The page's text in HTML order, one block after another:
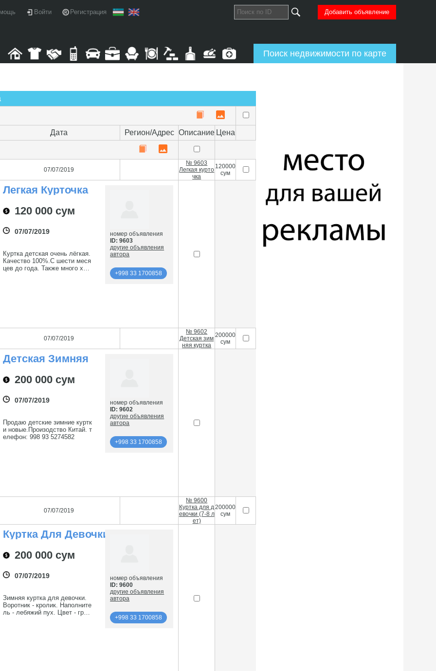
Войти Регистрация Добавить объявление
Поиск недвижимости по карте
Дата Регион/Адрес Описание Цена
07/07/2019
№ 9603
Легкая курто
чка
120000
сум
Легкая Курточка
120 000 сум
07/07/2019
Куртка детская очень лёгкая.
Качество 100%.С шести меся
цев до года. Также много хор
номер объявления
ID: 9603
другие объявления
автора
+998 33 1700858
07/07/2019
№ 9602
Детская зим
няя куртка
200000
сум
Детская Зимняя
200 000 сум
07/07/2019
Продаю детские зимние куртк
и новые.Произодство Китай. т
елефон: 998 93 5274582
номер объявления
ID: 9602
другие объявления
автора
+998 33 1700858
07/07/2019
№ 9600
Куртка для д
евочки (7-8 л
ет)
200000
сум
Куртка Для Девочки
200 000 сум
07/07/2019
Зимняя куртка для девочки.
Воротник - кролик. Наполните
ль - лебяжий пух. Цвет - гряз
номер объявления
ID: 9600
другие объявления
автора
+998 33 1700858